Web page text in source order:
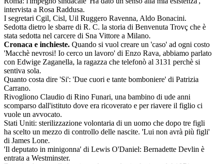
intervista a Rosa Raddusa.
I segretari Cgil, Cisl, Uil Ruggero Ravenna, Aldo Bonacini.
Sedotta dietro le sbarre di R. C. la storia di Benvenuta Trovç che è
stata sedotta nel carcere di Sna Vittore a Milano.
Cronaca e inchieste. Quando si vuol creare un 'caso' ad ogni costo
'Macchè nevrosi! Io cerco un lavoro' di Enzo Rava, abbiamo parlato
con Edwige Zaganella, la ragazza che telefonò al 3131 perchè si
sentiva sola.
Quanto costa dire 'Si': 'Due cuori e tante bomboniere' di Patrizia
Carrano.
Rivogliono Claudio di Rino Funari, una bambino di ude anni
scomparso dall'istituto dove era ricoverato e per riavere il figlio ci
vuole un avvocato.
Stati Uniti: sterilizzazione volontaria di un uomo che dopo tre figli
ha scelto un mezzo di controllo delle nascite. 'Lui non avrà più figli'
di James Lone.
'Il deputato in minigonna' di Lewis O'Daniel: Bernadette Devlin è
entrata a Westminster.